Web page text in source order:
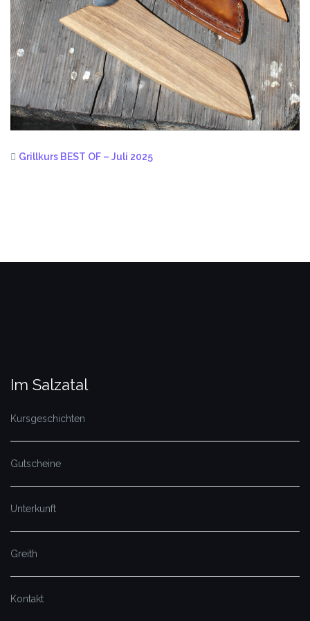
Grillkurs BEST OF – Juli 2025
Im Salzatal
Kursgeschichten
Gutscheine
Unterkunft
Greith
Kontakt